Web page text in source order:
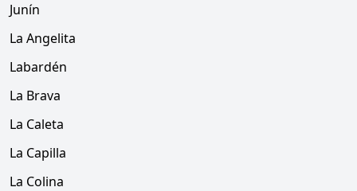
Junín
La Angelita
Labardén
La Brava
La Caleta
La Capilla
La Colina